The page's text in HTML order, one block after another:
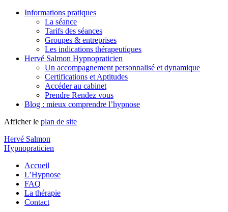
Informations pratiques
La séance
Tarifs des séances
Groupes & entreprises
Les indications thérapeutiques
Hervé Salmon Hypnopraticien
Un accompagnement personnalisé et dynamique
Certifications et Aptitudes
Accéder au cabinet
Prendre Rendez vous
Blog : mieux comprendre l’hypnose
Afficher le plan de site
Hervé Salmon
Hypnopraticien
Accueil
L’Hypnose
FAQ
La thérapie
Contact